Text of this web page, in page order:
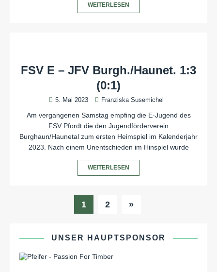
WEITERLESEN
FSV E – JFV Burgh./Haunet. 1:3
(0:1)
5. Mai 2023 Franziska Susemichel
Am vergangenen Samstag empfing die E-Jugend des
FSV Pfordt die den Jugendförderverein
Burghaun/Haunetal zum ersten Heimspiel im Kalenderjahr
2023. Nach einem Unentschieden im Hinspiel wurde
WEITERLESEN
1 2 »
UNSER HAUPTSPONSOR